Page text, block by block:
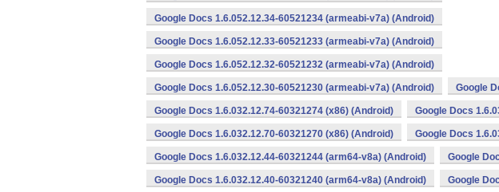
Google Docs 1.6.052.12.34-60521234 (armeabi-v7a) (Android)
Google Docs 1.6.052.12.33-60521233 (armeabi-v7a) (Android)
Google Docs 1.6.052.12.32-60521232 (armeabi-v7a) (Android)
Google Docs 1.6.052.12.30-60521230 (armeabi-v7a) (Android) Google
Google Docs 1.6.032.12.74-60321274 (x86) (Android) Google Docs
Google Docs 1.6.032.12.70-60321270 (x86) (Android) Google Docs
Google Docs 1.6.032.12.44-60321244 (arm64-v8a) (Android) Google
Google Docs 1.6.032.12.40-60321240 (arm64-v8a) (Android) Google